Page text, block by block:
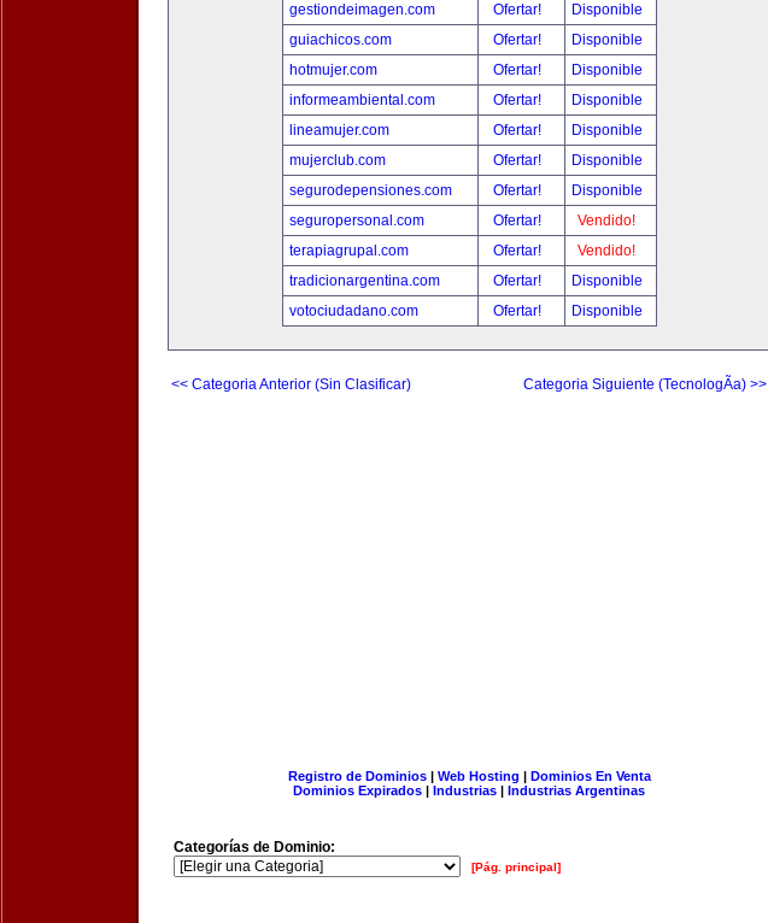
gestiondeimagen.com
Ofertar!
Disponible
guiachicos.com
Ofertar!
Disponible
hotmujer.com
Ofertar!
Disponible
informeambiental.com
Ofertar!
Disponible
lineamujer.com
Ofertar!
Disponible
mujerclub.com
Ofertar!
Disponible
segurodepensiones.com
Ofertar!
Disponible
seguropersonal.com
Ofertar!
Vendido!
terapiagrupal.com
Ofertar!
Vendido!
tradicionargentina.com
Ofertar!
Disponible
votociudadano.com
Ofertar! Disponible
<< Categoria Anterior (Sin Clasificar) Categoria Siguiente (TecnologÃ­a) >>
Registro de Dominios| Web Hosting | Dominios En Venta
Dominios Expirados | Industrias | Industrias Argentinas
Categorías de Dominio:
[Pág. principal]